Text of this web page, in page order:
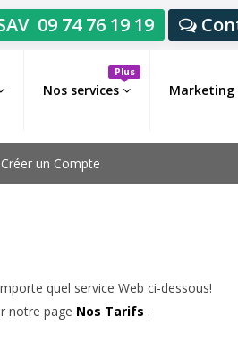
09 74 76 19 19
Nos services
Plus
Marketing
Créer un Compte
quel service Web ci-dessous!
notre page Nos Tarifs .